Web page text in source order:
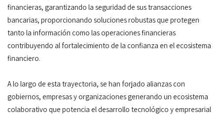
financieras, garantizando la seguridad de sus transacciones
bancarias, proporcionando soluciones robustas que protegen
tanto la información como las operaciones financieras
contribuyendo al fortalecimiento de la confianza en el ecosistema
financiero.
A lo largo de esta trayectoria, se han forjado alianzas con
gobiernos, empresas y organizaciones generando un ecosistema
colaborativo que potencia el desarrollo tecnológico y empresarial